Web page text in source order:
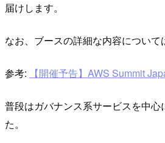
届けします。
なお、ブースの詳細な内容について
参考: 【開催予告】AWS Summit
普段はガバナンス系サービスを中
た。